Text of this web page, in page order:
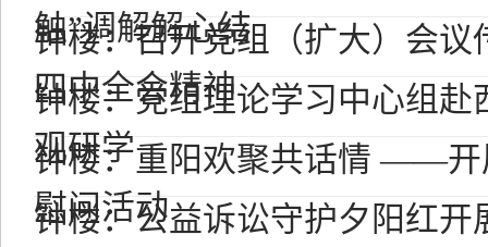
触”调解解心结
钟楼：召开党组（扩大）会议
四中全会精神
钟楼：党组理论学习中心组赴
观研学
钟楼：重阳欢聚共话情 ——开
慰问活动
钟楼：公益诉讼守护夕阳红开